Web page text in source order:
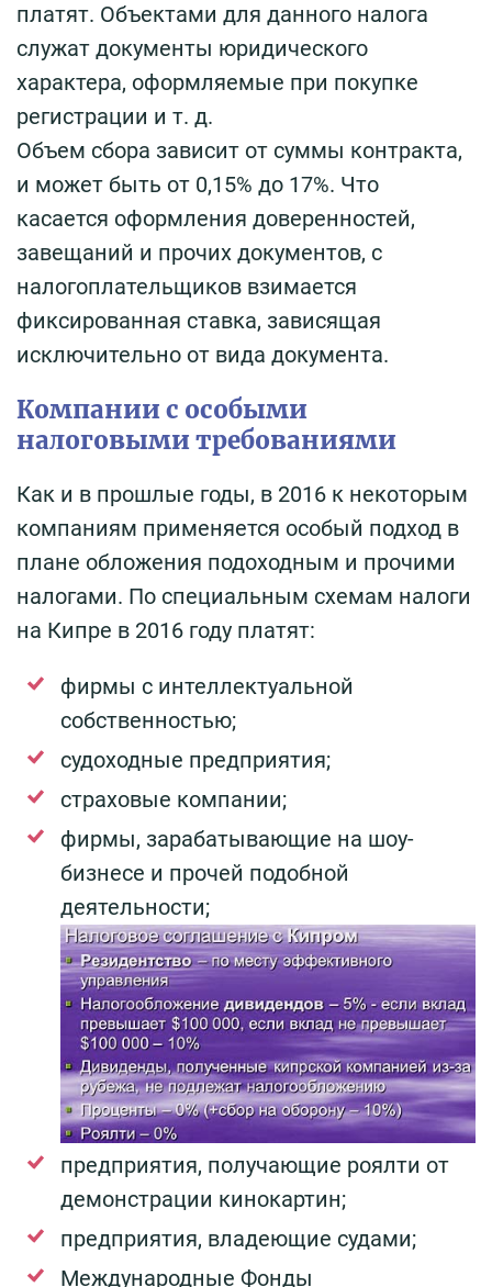
платят. Объектами для данного налога
служат документы юридического
характера, оформляемые при покупке
регистрации и т. д.
Объем сбора зависит от суммы контракта,
и может быть от 0,15% до 17%. Что
касается оформления доверенностей,
завещаний и прочих документов, с
налогоплательщиков взимается
фиксированная ставка, зависящая
исключительно от вида документа.
Компании с особыми
налоговыми требованиями
Как и в прошлые годы, в 2016 к некоторым
компаниям применяется особый подход в
плане обложения подоходным и прочими
налогами. По специальным схемам налоги
на Кипре в 2016 году платят:
фирмы с интеллектуальной
собственностью;
судоходные предприятия;
страховые компании;
фирмы, зарабатывающие на шоу-
бизнесе и прочей подобной
деятельности;
предприятия, получающие роялти от
демонстрации кинокартин;
предприятия, владеющие судами;
Международные Фонды